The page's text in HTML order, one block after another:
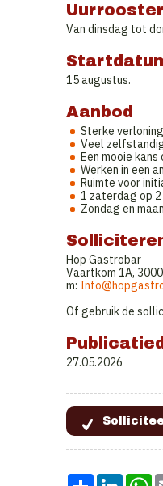
Uurrooster
Van dinsdag tot
15 augustus.
Aanbod
Sterke
Veel
Een mooie
Werken in een
Ruimte voor
1 zaterdag op 2
Zondag en
Hop Gastrobar
Vaartkom 1A,
m:
Of gebruik de
27.05.2026
Share